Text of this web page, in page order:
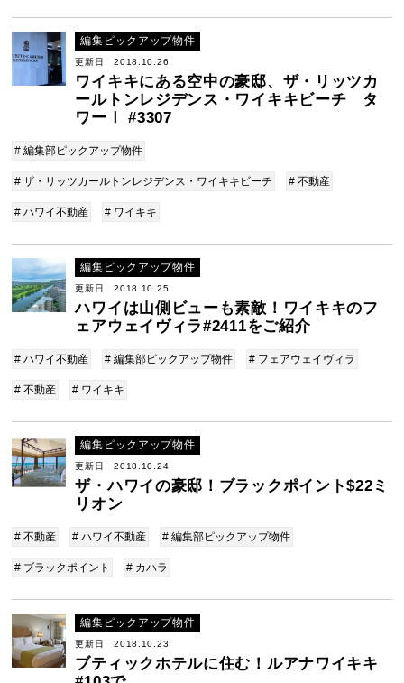
編集ピックアップ物件
更新日 2018.10.26
ワイキキにある空中の豪邸、ザ・リッツカ
ールトンレジデンス・ワイキキビーチ タ
ワーⅠ #3307
# 編集部ピックアップ物件
# ザ・リッツカールトンレジデンス・ワイキキビーチ # 不動産
# ハワイ不動産 # ワイキキ
編集ピックアップ物件
更新日 2018.10.25
ハワイは山側ビューも素敵！ワイキキのフ
ェアウェイヴィラ#2411をご紹介
# ハワイ不動産 # 編集部ピックアップ物件 # フェアウェイヴィラ
# 不動産 # ワイキキ
編集ピックアップ物件
更新日 2018.10.24
ザ・ハワイの豪邸！ブラックポイント$22ミ
リオン
# 不動産 # ハワイ不動産 # 編集部ピックアップ物件
# ブラックポイント # カハラ
編集ピックアップ物件
更新日 2018.10.23
ブティックホテルに住む！ルアナワイキキ